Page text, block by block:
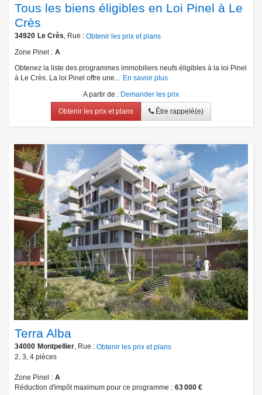
Tous les biens éligibles en Loi Pinel à Le
Crès
34920 Le Crès , Rue : Obtenir les prix et plans
Zone Pinel
A
Obtenez la liste des programmes immobiliers neufs éligibles à la loi Pinel
à Le Crès. La loi Pinel offre une...
En savoir plus
A partir de : Demander les prix
Obtenir les prix et plans Être rappelé(e)
Terra Alba
34000 Montpellier , Rue : Obtenir les prix et plans
2 3 4 pièces
Zone Pinel
A
Réduction d'impôt maximum pour ce programme
63 000 €